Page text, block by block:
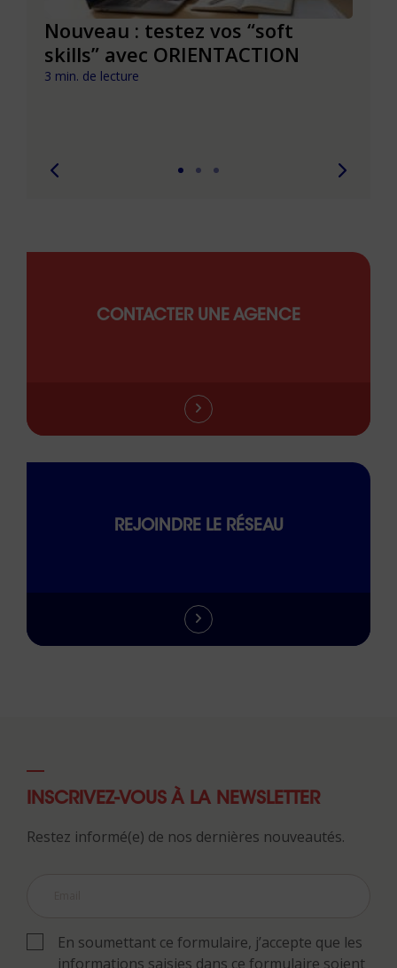
Nouveau : testez vos “soft
skills” avec ORIENTACTION
3 min. de lecture
CONTACTER UNE AGENCE
REJOINDRE LE RÉSEAU
INSCRIVEZ-VOUS À LA NEWSLETTER
Restez informé(e) de nos dernières nouveautés.
En soumettant ce formulaire, j’accepte que les
informations saisies dans ce formulaire soient